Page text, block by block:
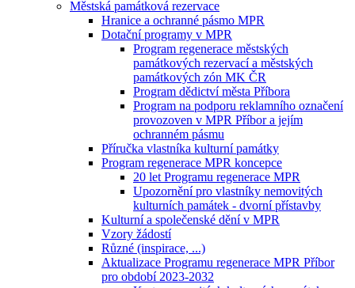
Městská památková rezervace
Hranice a ochranné pásmo MPR
Dotační programy v MPR
Program regenerace městských
památkových rezervací a městských
památkových zón MK ČR
Program dědictví města Příbora
Program na podporu reklamního označení
provozoven v MPR Příbor a jejím
ochranném pásmu
Příručka vlastníka kulturní památky
Program regenerace MPR koncepce
20 let Programu regenerace MPR
Upozornění pro vlastníky nemovitých
kulturních památek - dvorní přístavby
Kulturní a společenské dění v MPR
Vzory žádostí
Různé (inspirace, ...)
Aktualizace Programu regenerace MPR Příbor
pro období 2023-2032